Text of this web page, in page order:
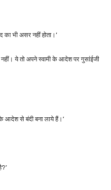
भी असर नहीं होता।’
नहीं। ये तो अपने स्वामी के आदेश पर गुसांईजी
आदेश से बंदी बना लाये हैं।’